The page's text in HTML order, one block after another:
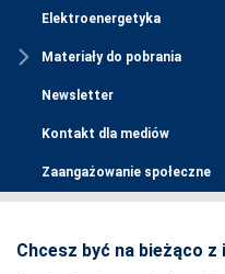
Elektroenergetyka
Materiały do pobrania
Newsletter
Kontakt dla mediów
Zaangażowanie społeczne
Chcesz być na bieżąco